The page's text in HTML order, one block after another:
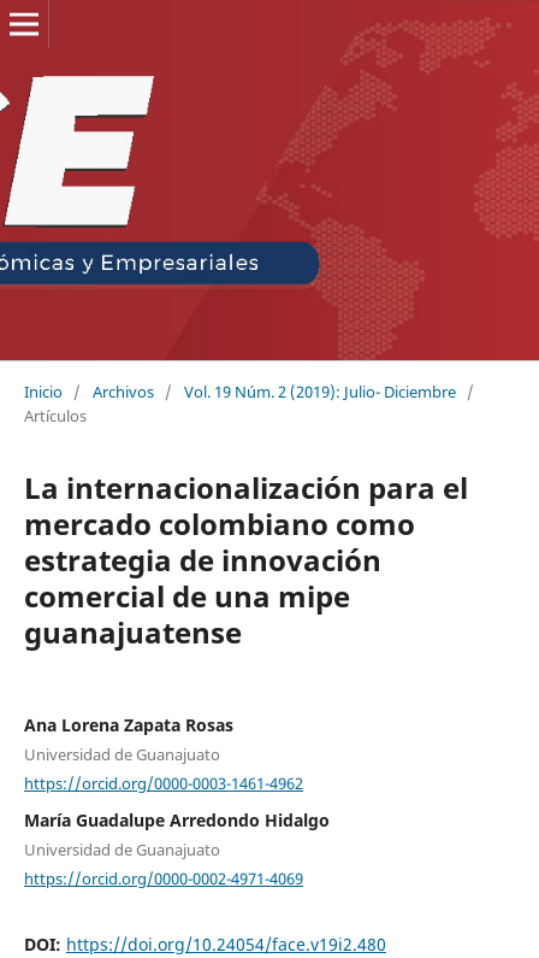
Inicio / Archivos / Vol. 19 Núm. 2 (2019): Julio- Diciembre /
Artículos
La internacionalización para el
mercado colombiano como
estrategia de innovación
comercial de una mipe
guanajuatense
Ana Lorena Zapata Rosas
Universidad de Guanajuato
https://orcid.org/0000-0003-1461-4962
María Guadalupe Arredondo Hidalgo
Universidad de Guanajuato
https://orcid.org/0000-0002-4971-4069
DOI: https://doi.org/10.24054/face.v19i2.480